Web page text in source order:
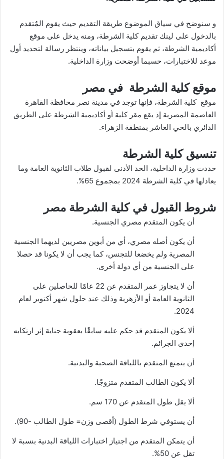
و سنوضح في سياق الموضوع طريقة التقديم حيث يقوم المٌتقدم
بالدخول على لينك تقديم كلية الشرطة، ومنه يدخل على موقع
أكاديمية الشرطة، ثم يقوم بتسجيل بياناته، وينتظر رسالة لتحديد أول
موعد للاختبارات، حسبما أوضحت وزارة الداخلية.
موقع كلية الشرطة في مصر
موقع كلية الشرطة، فإنها توجد في مدينة نصر محافظة القاهرة
العاصمة المصرية إذ يقع مقر كلية أو أكاديمية الشرطة على الطريق
الدائري بالحي العاشر بمنطقة الزهراء.
تنسيق كلية الشرطة
حددت وزارة الداخلية، الحد الأدنى لقبول طلاب الثانوية العامة وما
يعادلها في كلية الشرطة 2024 بمجموع 65%.
شروط القبول في كلية الشرطة مصر
أن يكون المتقدم مصري الجنسية.
أن يكون أصله مصري، أي من أبوين مصريين لديهما الجنسية
المصرية ولم يخضعا للتجنس، كما يجب أن لا يكونا قد حصلا
على الجنسية من أي دولة أخرى.
أن لا يتجاوز عمر المتقدم عن 22 عامًا للحاصلين على
الثانوية العامة أو الأزهرية وذلك عند حلول شهر أكتوبر لعام
2024.
ألا يكون المتقدم قد حكم عليه سابقًا بعقوبة جناية إثر ارتكابه
إحدى الجرائم.
أن يتمتع المتقدم باللياقة الصحية والبدنية.
ألا يكون الطالب المتقدم متزوجًا.
ألا يقل طول المتقدم عن 170 سم.
أن يستوفي شرط الطول (أقصى وزن= طول الطالب -90).
أن يتمكن المتقدم من اجتياز اختبارات اللياقة البدنية بنسبة لا
تقل عن 50%.